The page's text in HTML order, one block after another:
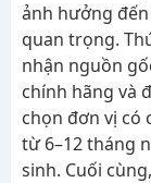
ảnh hưởng
quan trọng.
nhận nguồn
chính hãng và
chọn đơn vị có
từ 6–12 tháng
sinh. Cuối